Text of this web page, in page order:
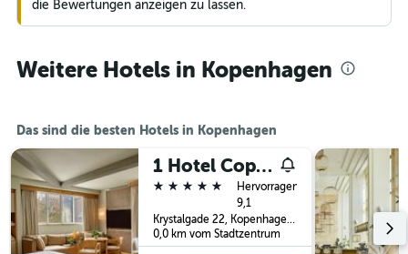
die Bewertungen anzeigen zu lassen.
Weitere Hotels in Kopenhagen
Das sind die besten Hotels in Kopenhagen
1 Hotel Copenhagen
5 Sterne
Hervorragend
9,1
Krystalgade 22, Kopenhagen, Hovedstaden (Hauptstadtregion), Dänemark
0,0 km vom Stadtzentrum